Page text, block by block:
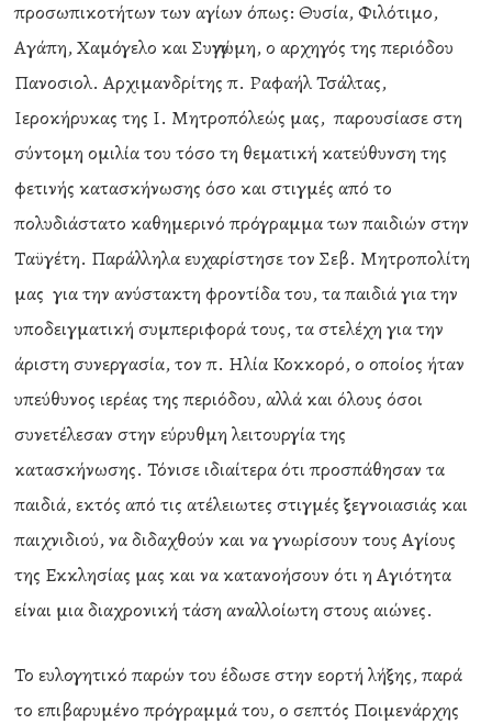
προσωπικοτήτων των αγίων όπως: Θυσία, Φιλότιμο,
Αγάπη, Χαμόγελο και Συγγνώμη, ο αρχηγός της περιόδου
Πανοσιολ. Αρχιμανδρίτης π. Ραφαήλ Τσάλτας,
Ιεροκήρυκας της Ι. Μητροπόλεώς μας, παρουσίασε στη
σύντομη ομιλία του τόσο τη θεματική κατεύθυνση της
φετινής κατασκήνωσης όσο και στιγμές από το
πολυδιάστατο καθημερινό πρόγραμμα των παιδιών στην
Ταϋγέτη. Παράλληλα ευχαρίστησε τον Σεβ. Μητροπολίτη
μας για την ανύστακτη φροντίδα του, τα παιδιά για την
υποδειγματική συμπεριφορά τους, τα στελέχη για την
άριστη συνεργασία, τον π. Ηλία Κοκκορό, ο οποίος ήταν
υπεύθυνος ιερέας της περιόδου, αλλά και όλους όσοι
συνετέλεσαν στην εύρυθμη λειτουργία της
κατασκήνωσης. Τόνισε ιδιαίτερα ότι προσπάθησαν τα
παιδιά, εκτός από τις ατέλειωτες στιγμές ξεγνοιασιάς και
παιχνιδιού, να διδαχθούν και να γνωρίσουν τους Αγίους
της Εκκλησίας μας και να κατανοήσουν ότι η Αγιότητα
είναι μια διαχρονική τάση αναλλοίωτη στους αιώνες.
Το ευλογητικό παρών του έδωσε στην εορτή λήξης, παρά
το επιβαρυμένο πρόγραμμά του, ο σεπτός Ποιμενάρχης